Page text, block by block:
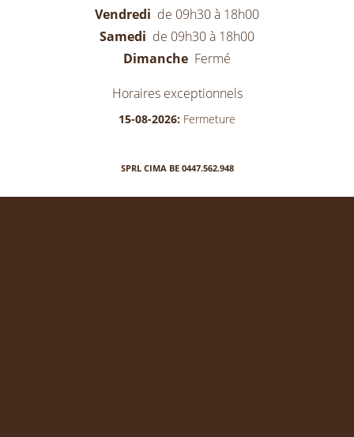
Vendredi de 09h30 à 18h00
Samedi de 09h30 à 18h00
Dimanche Fermé
Horaires exceptionnels
15-08-2026: Fermeture
SPRL CIMA BE 0447.562.948